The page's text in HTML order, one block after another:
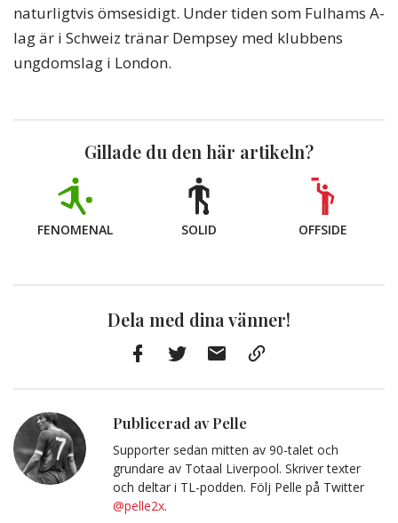
naturligtvis ömsesidigt. Under tiden som Fulhams A-
lag är i Schweiz tränar Dempsey med klubbens
ungdomslag i London.
Gillade du den här artikeln?
FENOMENAL SOLID OFFSIDE
Dela med dina vänner!
Publicerad av Pelle
Supporter sedan mitten av 90-talet och
grundare av Totaal Liverpool. Skriver texter
och deltar i TL-podden. Följ Pelle på Twitter
@pelle2x.